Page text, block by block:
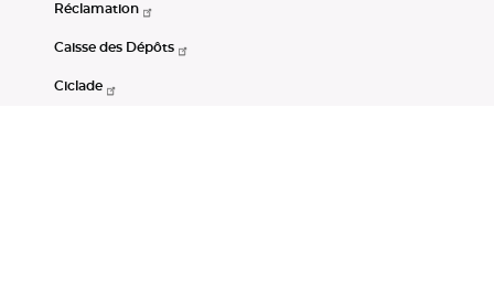
Réclamation
Caisse des Dépôts
Ciclade